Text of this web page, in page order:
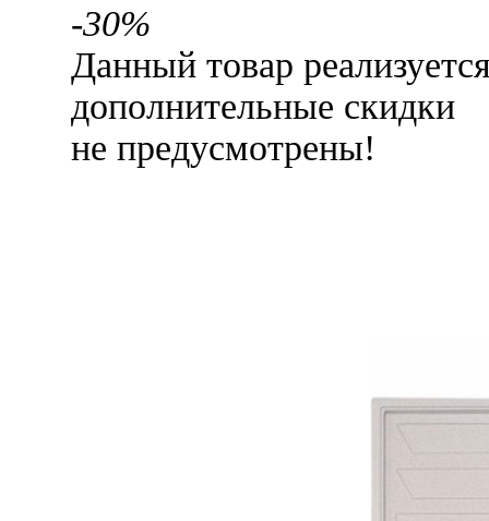
-30%
Данный товар
дополнительные скидки
не предусмотрены!